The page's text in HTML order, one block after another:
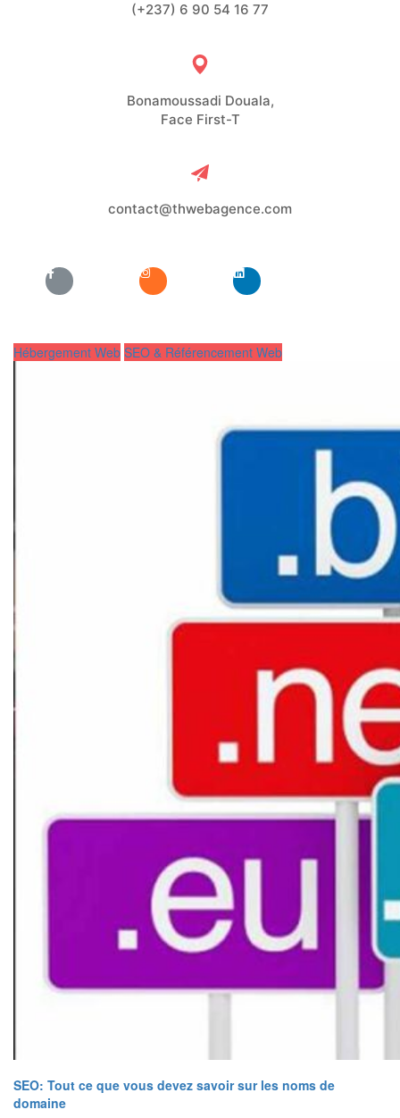
(+237) 6 90 54 16 77
Bonamoussadi Douala,
Face First-T
contact@thwebagence.com
Hébergement Web SEO & Référencement Web
SEO: Tout ce que vous devez savoir sur les noms de
domaine